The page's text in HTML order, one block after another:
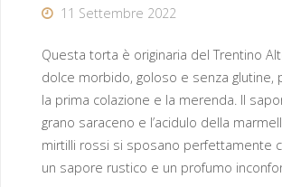
11 Settembre 2022
Questa torta è originaria del Trentino
dolce morbido, goloso e senza glutine,
la prima colazione e la merenda. Il
grano saraceno e l’acidulo della
mirtilli rossi si sposano perfettamente
un sapore rustico e un profumo